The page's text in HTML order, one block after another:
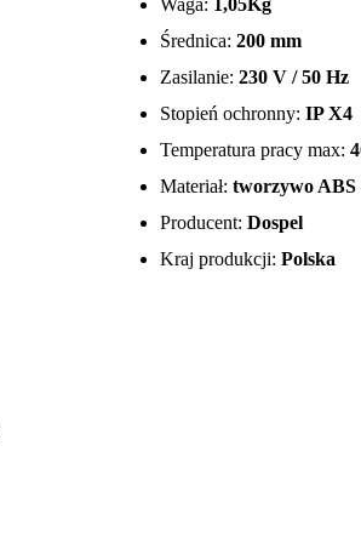
Waga:
1,05Kg
Średnica: 200 mm
Zasilanie: 230 V / 50 Hz
Stopień ochronny: IP X4
Temperatura pracy max:
Materiał: tworzywo ABS
Producent: Dospel
Kraj produkcji: Polska